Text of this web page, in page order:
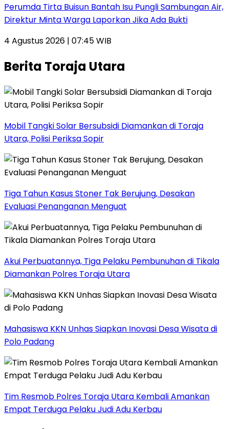
Perumda Tirta Buisun Bantah Isu Pungli Sambungan Air,
Direktur Minta Warga Laporkan Jika Ada Bukti
4 Agustus 2026 | 07:45 WIB
Berita Toraja Utara
Mobil Tangki Solar Bersubsidi Diamankan di Toraja
Utara, Polisi Periksa Sopir
Tiga Tahun Kasus Stoner Tak Berujung, Desakan
Evaluasi Penanganan Menguat
Akui Perbuatannya, Tiga Pelaku Pembunuhan di Tikala
Diamankan Polres Toraja Utara
Mahasiswa KKN Unhas Siapkan Inovasi Desa Wisata di
Polo Padang
Tim Resmob Polres Toraja Utara Kembali Amankan
Empat Terduga Pelaku Judi Adu Kerbau